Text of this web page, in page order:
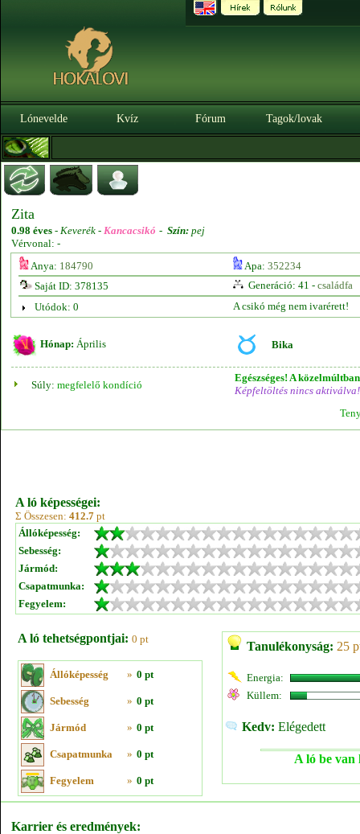
Lónevelde Kvíz Fórum Tagok/lovak
Zita
0.98 éves - Keverék - Kancacsikó - Szín: pej
Vérvonal: -
Anya: 184790 Apa: 352234
Saját ID: 378135
Generáció: 41 - családfa
Utódok: 0
A csikó még nem ivarérett!
Hónap: Április Bika
Súly: megfelelő kondíció
Egészséges! A
Képfeltöltés nincs aktiválva!
A ló képességei:
Σ Összesen: 412.7 pt
Állóképesség:
Sebesség:
Jármód:
Csapatmunka:
Fegyelem:
A ló tehetségpontjai: 0 pt
Állóképesség » 0 pt
Sebesség » 0 pt
Jármód » 0 pt
Csapatmunka » 0 pt
Fegyelem » 0 pt
Tanulékonyság: 25
Energia:
Küllem:
Kedv: Elégedett
A ló be van
Karrier és eredmények: